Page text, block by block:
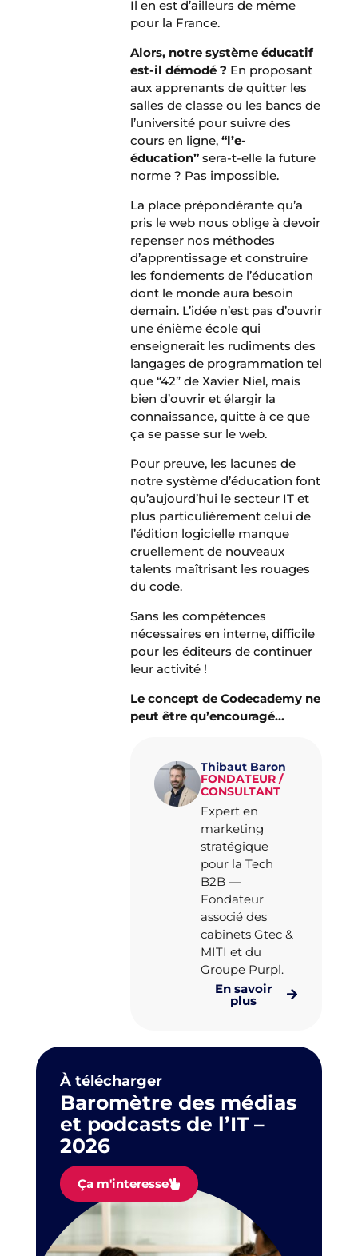
Il en est d’ailleurs de même
pour la France.
Alors, notre système éducatif
est-il démodé ? En proposant
aux apprenants de quitter les
salles de classe ou les bancs de
l’université pour suivre des
cours en ligne,“l’e-
éducation” sera-t-elle la future
norme ? Pas impossible.
La place prépondérante qu’a
pris le web nous oblige à devoir
repenser nos méthodes
d’apprentissage et construire
les fondements de l’éducation
dont le monde aura besoin
demain. L’idée n’est pas d’ouvrir
une énième école qui
enseignerait les rudiments des
langages de programmation tel
que “42” de Xavier Niel, mais
bien d’ouvrir et élargir la
connaissance, quitte à ce que
ça se passe sur le web.
Pour preuve, les lacunes de
notre système d’éducation font
qu’aujourd’hui le secteur IT et
plus particulièrement celui de
l’édition logicielle manque
cruellement de nouveaux
talents maîtrisant les rouages
du code.
Sans les compétences
nécessaires en interne, difficile
pour les éditeurs de continuer
leur activité !
Le concept de Codecademy ne
peut être qu’encouragé…
Thibaut Baron
FONDATEUR /
CONSULTANT
Expert en
marketing
stratégique
pour la Tech
B2B —
Fondateur
associé des
cabinets Gtec &
MITI et du
Groupe Purpl.
En savoir
plus
À télécharger
Baromètre des médias
et podcasts de l’IT –
2026
Ça m'interesse